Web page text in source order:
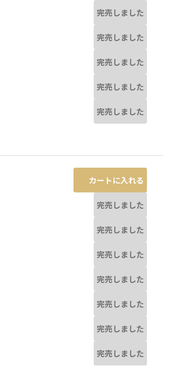
完売しました
完売しました
完売しました
完売しました
完売しました
カートに入れる
完売しました
完売しました
完売しました
完売しました
完売しました
完売しました
完売しました